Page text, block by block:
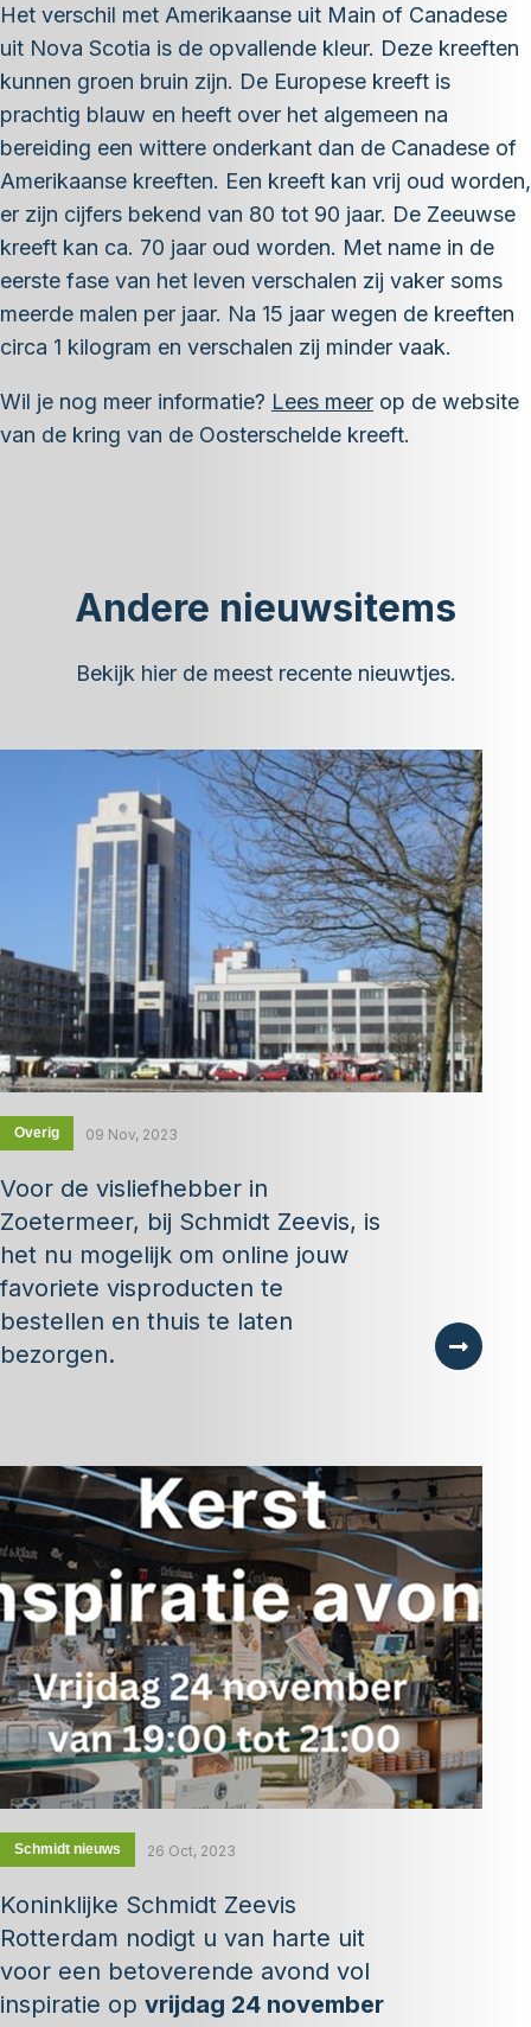
Het verschil met Amerikaanse uit Main of Canadese
uit Nova Scotia is de opvallende kleur. Deze kreeften
kunnen groen bruin zijn. De Europese kreeft is
prachtig blauw en heeft over het algemeen na
bereiding een wittere onderkant dan de Canadese of
Amerikaanse kreeften. Een kreeft kan vrij oud worden,
er zijn cijfers bekend van 80 tot 90 jaar. De Zeeuwse
kreeft kan ca. 70 jaar oud worden. Met name in de
eerste fase van het leven verschalen zij vaker soms
meerde malen per jaar. Na 15 jaar wegen de kreeften
circa 1 kilogram en verschalen zij minder vaak.
Wil je nog meer informatie? Lees meer op de website
van de kring van de Oosterschelde kreeft.
Andere nieuwsitems
Bekijk hier de meest recente nieuwtjes.
Overig 09 Nov, 2023
Voor de visliefhebber in
Zoetermeer, bij Schmidt Zeevis, is
het nu mogelijk om online jouw
favoriete visproducten te
bestellen en thuis te laten
bezorgen.
Schmidt nieuws 26 Oct, 2023
Koninklijke Schmidt Zeevis
Rotterdam nodigt u van harte uit
voor een betoverende avond vol
inspiratie op vrijdag 24 november